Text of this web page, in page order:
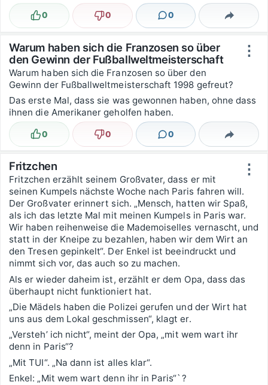
Lustig
0 Nicht lustig
0 0
Kommentare Teilen
⋮
Warum haben sich die Franzosen so über
den Gewinn der Fußballweltmeisterschaft
1998 gefreut?
Warum haben sich die Franzosen so über den
Gewinn der Fußballweltmeisterschaft 1998 gefreut?
Das erste Mal, dass sie was gewonnen haben, ohne dass
ihnen die Amerikaner geholfen haben.
Lustig
0 Nicht lustig
0 0
Kommentare Teilen
⋮
Fritzchen
Fritzchen erzählt seinem Großvater, dass er mit
seinen Kumpels nächste Woche nach Paris fahren will.
Der Großvater erinnert sich. „Mensch, hatten wir Spaß,
als ich das letzte Mal mit meinen Kumpels in Paris war.
Wir haben reihenweise die Mademoiselles vernascht, und
statt in der Kneipe zu bezahlen, haben wir dem Wirt an
den Tresen gepinkelt“. Der Enkel ist beeindruckt und
nimmt sich vor, das auch so zu machen.
Als er wieder daheim ist, erzählt er dem Opa, dass das
überhaupt nicht funktioniert hat.
„Die Mädels haben die Polizei gerufen und der Wirt hat
uns aus dem Lokal geschmissen“, klagt er.
„Versteh’ ich nicht“, meint der Opa, „mit wem wart ihr
denn in Paris“?
„Mit TUI“. „Na dann ist alles klar“.
Enkel: „Mit wem wart denn ihr in Paris“`?